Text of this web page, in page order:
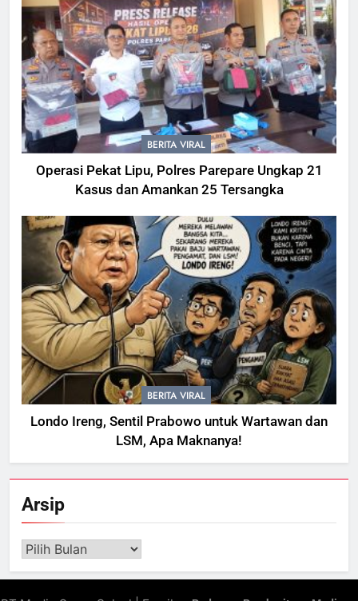
BERITA VIRAL
Operasi Pekat Lipu, Polres Parepare Ungkap 21
Kasus dan Amankan 25 Tersangka
BERITA VIRAL
Londo Ireng, Sentil Prabowo untuk Wartawan dan
LSM, Apa Maknanya!
Arsip
Arsip